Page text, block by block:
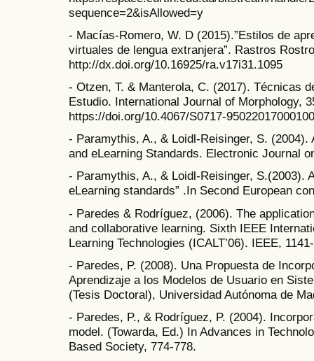
sequence=2&isAllowed=y
- Macías-Romero, W. D (2015).”Estilos de
virtuales de lengua extranjera”. Rastros
http://dx.doi.org/10.16925/ra.v17i31.1095
- Otzen, T. & Manterola, C. (2017). Técnicas
Estudio. International Journal of Morphology,
https://doi.org/10.4067/S0717-
- Paramythis, A., & Loidl-Reisinger, S. (2004).
and eLearning Standards. Electronic Journal
- Paramythis, A., & Loidl-Reisinger, S.(2003).
eLearning standards” .In Second European
- Paredes & Rodríguez, (2006). The
and collaborative learning. Sixth IEEE
Learning Technologies (ICALT’06). IEEE,
- Paredes, P. (2008). Una Propuesta de
Aprendizaje a los Modelos de Usuario en
(Tesis Doctoral), Universidad Autónoma de
- Paredes, P., & Rodríguez, P. (2004).
model. (Towarda, Ed.) In Advances in
Based Society, 774-778.